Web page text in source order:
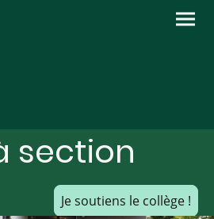
section
Je soutiens le collège !